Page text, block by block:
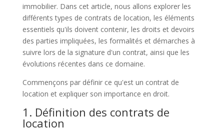
immobilier. Dans cet article, nous allons explorer les
différents types de contrats de location, les éléments
essentiels qu'ils doivent contenir, les droits et devoirs
des parties impliquées, les formalités et démarches à
suivre lors de la signature d'un contrat, ainsi que les
évolutions récentes dans ce domaine.
Commençons par définir ce qu'est un contrat de
location et expliquer son importance en droit.
1. Définition des contrats de
location